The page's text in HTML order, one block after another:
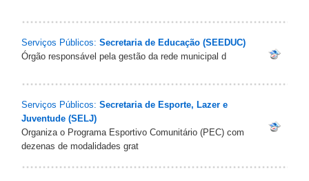
Serviços Públicos: Secretaria de Educação (SEEDUC)
Órgão responsável pela gestão da rede municipal d
Serviços Públicos: Secretaria de Esporte, Lazer e
Juventude (SELJ)
Organiza o Programa Esportivo Comunitário (PEC) com
dezenas de modalidades grat